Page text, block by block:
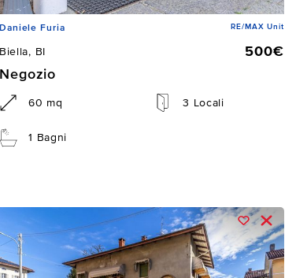
Daniele Furia RE/MAX Unit
Biella, BI
500€
Negozio
60 mq 3 Locali
1 Bagni